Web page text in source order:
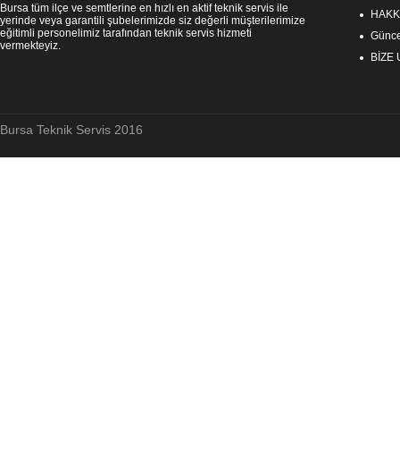
Bursa tüm ilçe ve semtlerine en hızlı en aktif teknik servis ile
yerinde veya garantili şubelerimizde siz değerli müşterilerimize
eğitimli personelimiz tarafından teknik servis hizmeti
vermekteyiz.
BİZE
Bursa Teknik Servis 2016